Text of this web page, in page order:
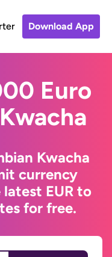
Download App
Euro
Kwacha
currency
EUR to
for free.